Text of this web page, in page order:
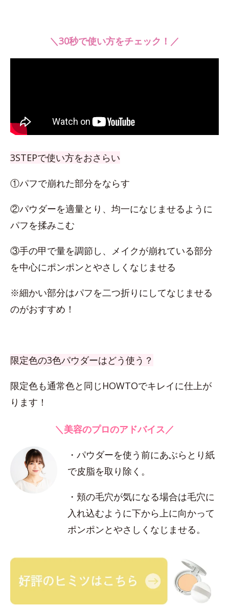
＼30秒で使い方をチェック！／
3STEPで使い方をおさらい
①パフで崩れた部分をならす
②パウダーを適量とり、均一になじませるように
パフを揉みこむ
③手の甲で量を調節し、メイクが崩れている部分
を中心にポンポンとやさしくなじませる
※細かい部分はパフを二つ折りにしてなじませる
のがおすすめ！
限定色の3色パウダーはどう使う？
限定色も通常色と同じHOWTOでキレイに仕上が
ります！
＼美容のプロのアドバイス／
・パウダーを使う前にあぶらとり紙
で皮脂を取り除く。
・頬の毛穴が気になる場合は毛穴に
入れ込むように下から上に向かって
ポンポンとやさしくなじませる。